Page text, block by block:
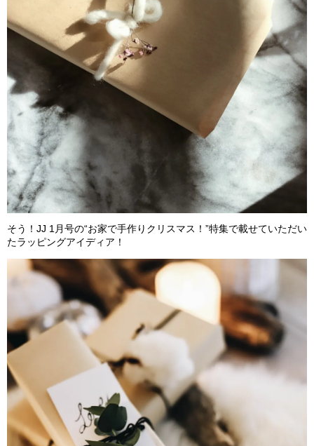
そう！JJ 1月号の“お家で手作りクリスマス！”特集で載せていただい
たラッピングアイディア！